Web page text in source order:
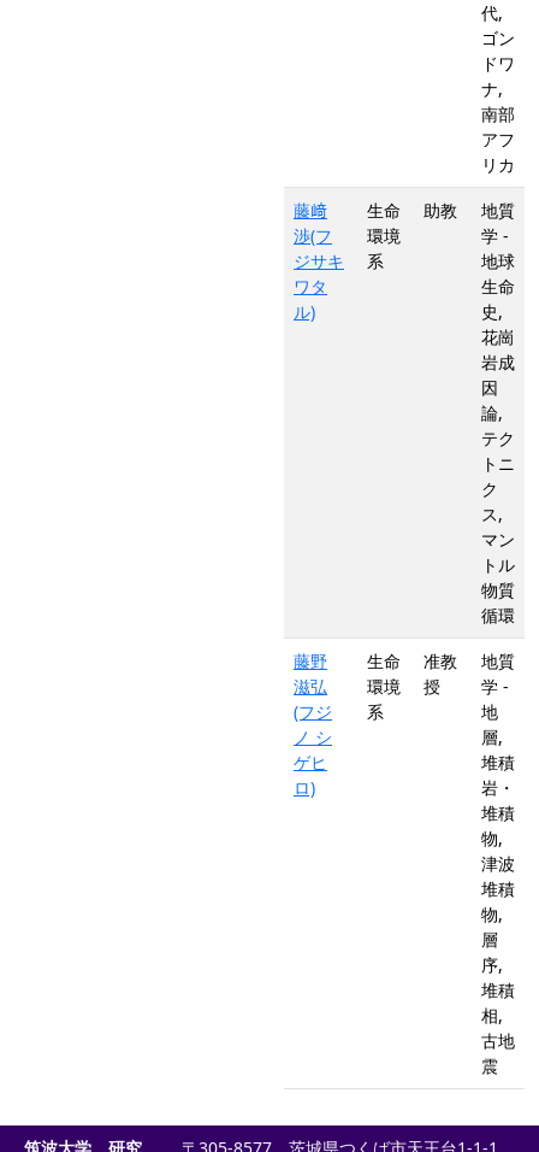
代,
ゴン
ドワ
ナ,
南部
アフ
リカ
藤﨑
渉(フ
ジサキ
ワタ
ル)
生命
環境
系
助教
地質
学 -
地球
生命
史,
花崗
岩成
因
論,
テク
トニ
ク
ス,
マン
トル
物質
循環
藤野
滋弘
(フジ
ノ シ
ゲヒ
ロ)
生命
環境
系
准教
授
地質
学 -
地
層,
堆積
岩・
堆積
物,
津波
堆積
物,
層
序,
堆積
相,
古地
震